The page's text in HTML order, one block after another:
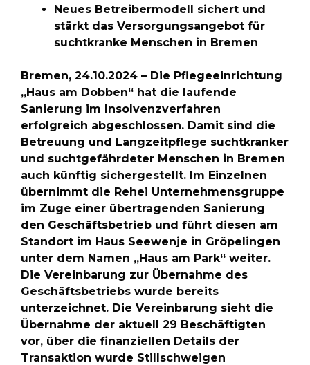
Neues Betreibermodell sichert und
stärkt das Versorgungsangebot für
suchtkranke Menschen in Bremen
Bremen, 24.10.2024 – Die Pflegeeinrichtung
„Haus am Dobben“ hat die laufende
Sanierung im Insolvenzverfahren
erfolgreich abgeschlossen. Damit sind die
Betreuung und Langzeitpflege suchtkranker
und suchtgefährdeter Menschen in Bremen
auch künftig sichergestellt. Im Einzelnen
übernimmt die Rehei Unternehmensgruppe
im Zuge einer übertragenden Sanierung
den Geschäftsbetrieb und führt diesen am
Standort im Haus Seewenje in Gröpelingen
unter dem Namen „Haus am Park“ weiter.
Die Vereinbarung zur Übernahme des
Geschäftsbetriebs wurde bereits
unterzeichnet. Die Vereinbarung sieht die
Übernahme der aktuell 29 Beschäftigten
vor, über die finanziellen Details der
Transaktion wurde Stillschweigen